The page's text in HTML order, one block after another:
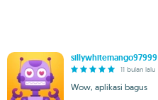
sillywhitemango97999
11 bulan lalu
Wow, aplikasi bagus